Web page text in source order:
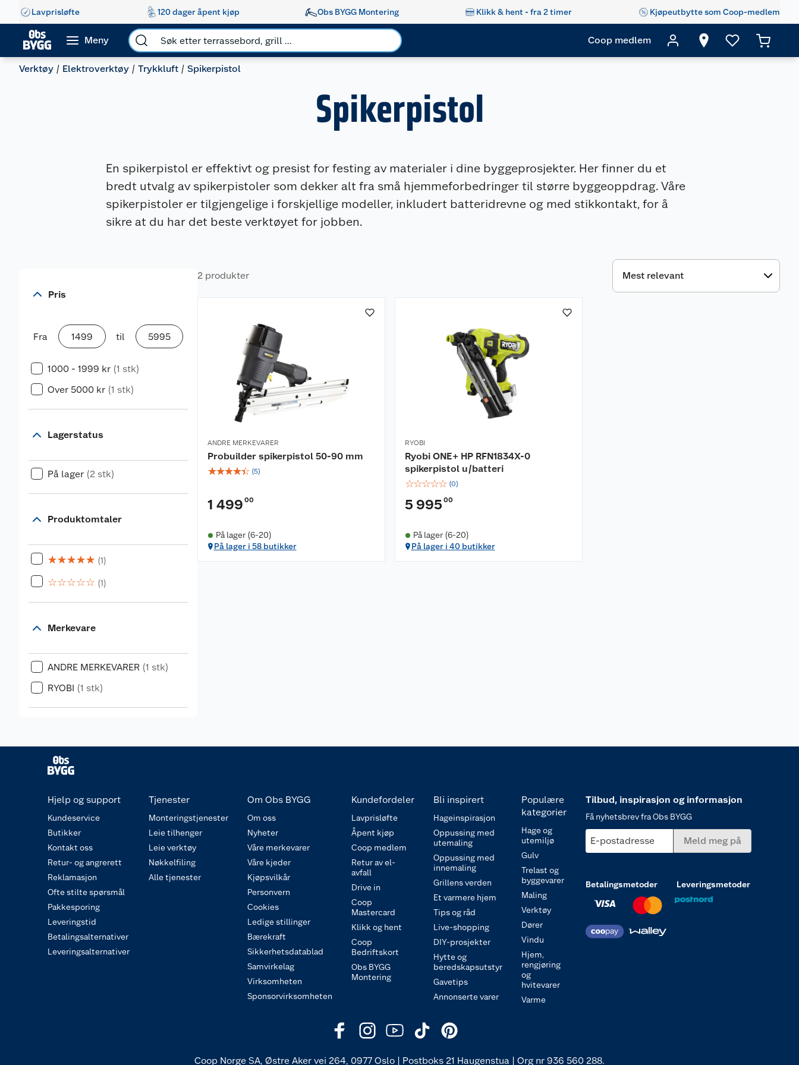
Lavprisløfte 120 dager åpent kjøp Obs BYGG Montering Klikk & hent - fra 2 timer Kjøpeutbytte som Coop-medlem
Meny Coop medlem
Verktøy Elektroverktøy Trykkluft Spikerpistol
Spikerpistol
En spikerpistol er effektivt og presist for festing av materialer i dine byggeprosjekter. Her finner du et
bredt utvalg av spikerpistoler som dekker alt fra små hjemmeforbedringer til større byggeoppdrag. Våre
spikerpistoler er tilgjengelige i forskjellige modeller, inkludert batteridrevne og med stikkontakt, for å
sikre at du har det beste verktøyet for jobben.
Pris
Fra til
1000 - 1999 kr (1 stk)
Over 5000 kr (1 stk)
Lagerstatus
På lager (2 stk)
Produktomtaler
☆☆☆☆☆ (1)
☆☆☆☆☆ (1)
Merkevare
ANDRE MERKEVARER (1 stk)
RYOBI (1 stk)
2 produkter
ANDRE MERKEVARER
Probuilder spikerpistol 50-90 mm
☆☆☆☆☆ (5)
1 499 00
På lager (6-20)
På lager i 58 butikker
RYOBI
Ryobi ONE+ HP RFN1834X-0
spikerpistol u/batteri
☆☆☆☆☆ (0)
5 995 00
På lager (6-20)
På lager i 40 butikker
Hjelp og support
Kundeservice
Butikker
Kontakt oss
Retur- og angrerett
Reklamasjon
Ofte stilte spørsmål
Pakkesporing
Leveringstid
Betalingsalternativer
Leveringsalternativer
Tjenester
Monteringstjenester
Leie tilhenger
Leie verktøy
Nøkkelfiling
Alle tjenester
Om Obs BYGG
Om oss
Nyheter
Våre merkevarer
Våre kjeder
Kjøpsvilkår
Personvern
Cookies
Ledige stillinger
Bærekraft
Sikkerhetsdatablad
Samvirkelag
Virksomheten
Sponsorvirksomheten
Kundefordeler
Lavprisløfte
Åpent kjøp
Coop medlem
Retur av el-
avfall
Drive in
Coop
Mastercard
Klikk og hent
Coop
Bedriftskort
Obs BYGG
Montering
Bli inspirert
Hageinspirasjon
Oppussing med
utemaling
Oppussing med
innemaling
Grillens verden
Et varmere hjem
Tips og råd
Live-shopping
DIY-prosjekter
Hytte og
beredskapsutstyr
Gavetips
Annonserte varer
Populære
kategorier
Hage og
utemiljø
Gulv
Trelast og
byggevarer
Maling
Verktøy
Dører
Vindu
Hjem,
rengjøring
og
hvitevarer
Varme
Tilbud, inspirasjon og informasjon
Få nyhetsbrev fra Obs BYGG
E-postadresse Meld meg på
Betalingsmetoder Leveringsmetoder
Coop Norge SA, Østre Aker vei 264, 0977 Oslo | Postboks 21 Haugenstua | Org nr 936 560 288.